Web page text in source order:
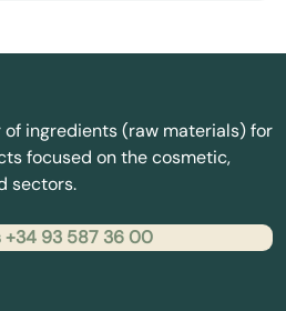
ingredients (raw materials) for
focused on the cosmetic,
sectors.
+34 93 587 36 00